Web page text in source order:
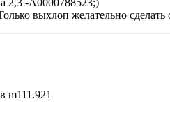
выхлоп желательно
m111.921